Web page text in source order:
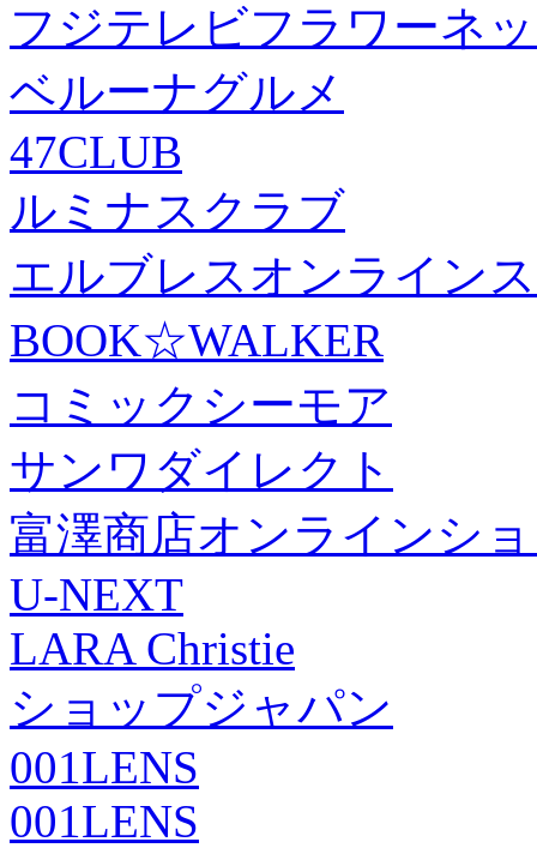
フジテレビフラワーネ
ベルーナグルメ
47CLUB
ルミナスクラブ
エルブレスオンライン
BOOK☆WALKER
コミックシーモア
サンワダイレクト
富澤商店オンラインシ
U-NEXT
LARA Christie
ショップジャパン
001LENS
001LENS